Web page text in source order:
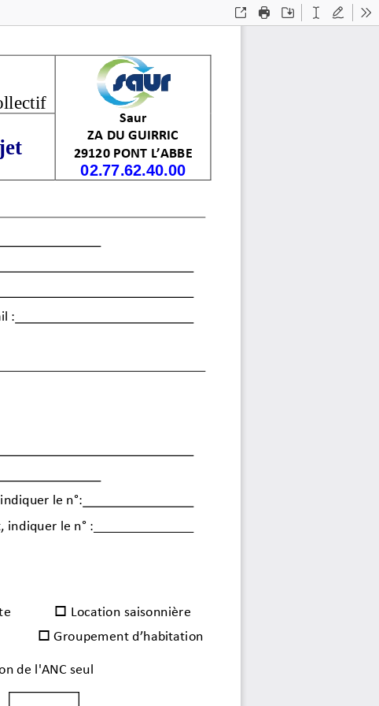
OpenPrintSaveTextDraw
Saur
ZA DU GUIRRIC
29120 PONT L’ABBE
02.77.62.40.00
:
le n°:
indiquer le n° :
 Location saisonnière
 Groupement d’habitation
de l'ANC seul